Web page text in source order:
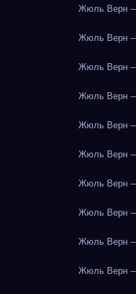
Жюль Верн —
Жюль Верн —
Жюль Верн —
Жюль Верн —
Жюль Верн —
Жюль Верн —
Жюль Верн —
Жюль Верн —
Жюль Верн —
Жюль Верн —